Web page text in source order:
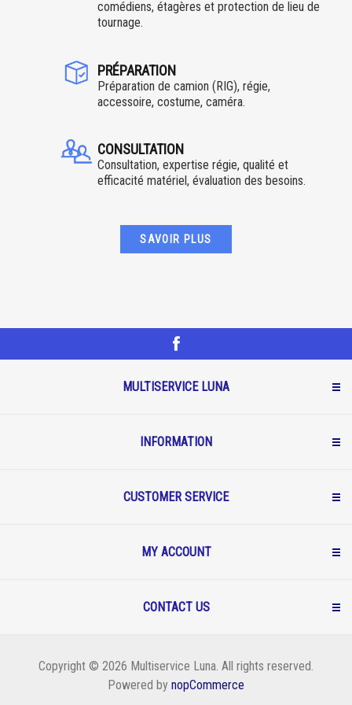
comédiens, étagères et protection de lieu de
tournage.
PRÉPARATION
Préparation de camion (RIG), régie,
accessoire, costume, caméra.
CONSULTATION
Consultation, expertise régie, qualité et
efficacité matériel, évaluation des besoins.
SAVOIR PLUS
MULTISERVICE LUNA
INFORMATION
CUSTOMER SERVICE
MY ACCOUNT
CONTACT US
Copyright © 2026 Multiservice Luna. All rights reserved.
Powered by nopCommerce